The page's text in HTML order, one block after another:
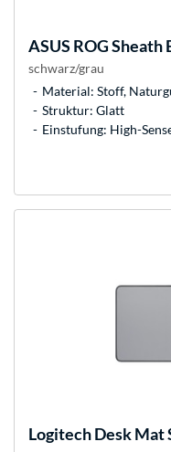
ASUS ROG Sheath
schwarz/grau
Material: Stoff,
Struktur: Glatt
Einstufung: High-
LogitechDesk Mat